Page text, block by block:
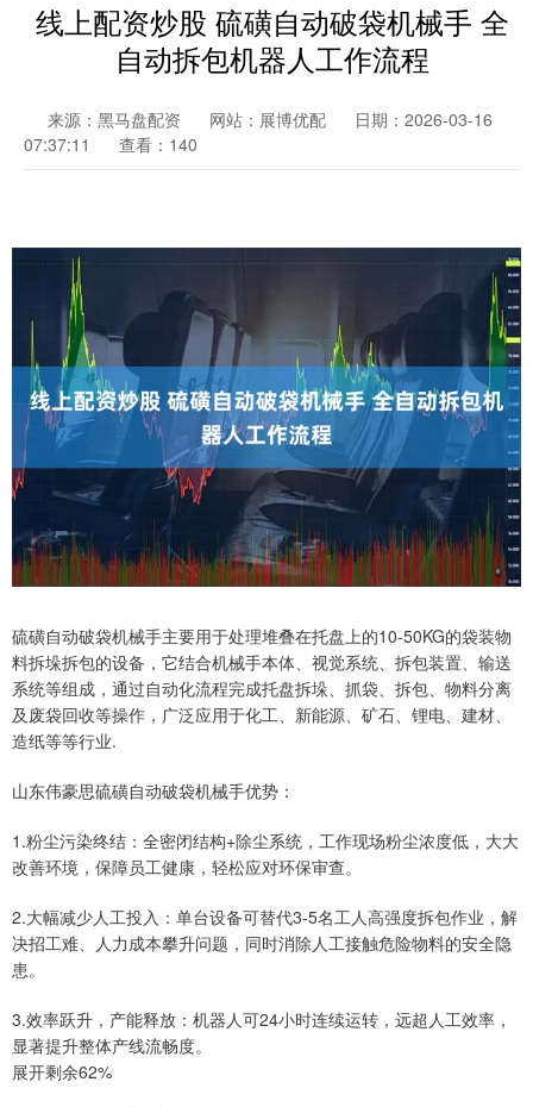
线上配资炒股 硫磺自动破袋机械手 全
自动拆包机器人工作流程
来源：黑马盘配资 网站：展博优配
日期：2026-03-16
07:37:11
查看：140
硫磺自动破袋机械手主要用于处理堆叠在托盘上的10-50KG的袋装物
料拆垛拆包的设备，它结合机械手本体、视觉系统、拆包装置、输送
系统等组成，通过自动化流程完成托盘拆垛、抓袋、拆包、物料分离
及废袋回收等操作，广泛应用于化工、新能源、矿石、锂电、建材、
造纸等等行业.
山东伟豪思硫磺自动破袋机械手优势：
1.粉尘污染终结：全密闭结构+除尘系统，工作现场粉尘浓度低，大大
改善环境，保障员工健康，轻松应对环保审查。
2.大幅减少人工投入：单台设备可替代3-5名工人高强度拆包作业，解
决招工难、人力成本攀升问题，同时消除人工接触危险物料的安全隐
患。
3.效率跃升，产能释放：机器人可24小时连续运转，远超人工效率，
显著提升整体产线流畅度。
展开剩余62%